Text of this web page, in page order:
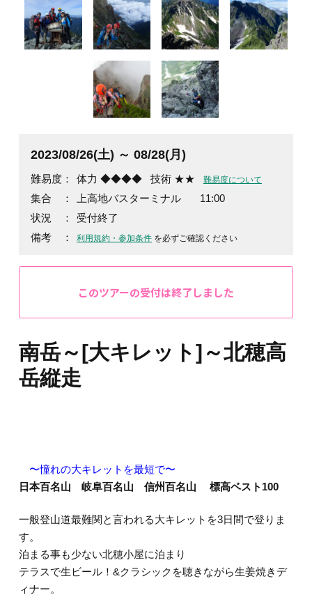
2023/08/26(土) ～ 08/28(月)
難易度： 体力 ◆◆◆◆ 技術 ★★ 難易度について
集合 ：
上高地バスターミナル 11:00
状況 ：
受付終了
備考 ：
利用規約・参加条件を必ずご確認ください
このツアーの受付は終了しました
南岳～[大キレット]～北穂高
岳縦走
〜憧れの大キレットを最短で〜
日本百名山 岐阜百名山 信州百名山 標高ベスト100
一般登山道最難関と言われる大キレットを3日間で登りま
す。
泊まる事も少ない北穂小屋に泊まり
テラスで生ビール！&クラシックを聴きながら生姜焼きデ
ィナー。